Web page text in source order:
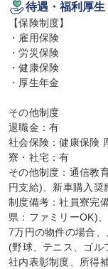
待遇・福利厚生
【保険制度】
・雇用保険
・労災保険
・健康保険
・厚生年金
その他制度
退職金：有
社会保険：健康保険
寮・社宅：有
その他制度：通信教
円支給)、新車購入奨
制度備考：社員寮完
県：ファミリーOK)
7万円の物件の場合
(野球、テニス、ゴル
社内表彰制度、所得